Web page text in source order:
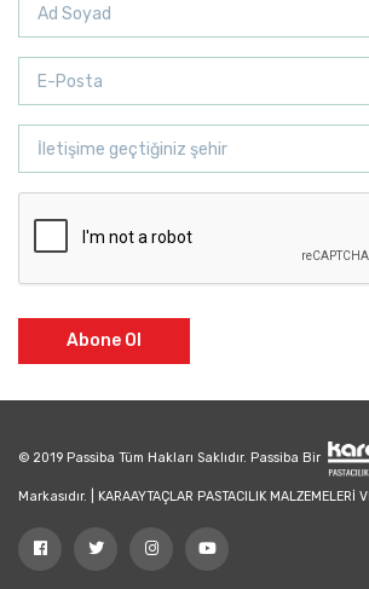
Abone Ol
© 2019 Passiba Tüm Hakları Saklıdır. Passiba Bir
Markasıdır. | KARAAYTAÇLAR PASTACILIK MALZEMELERİ